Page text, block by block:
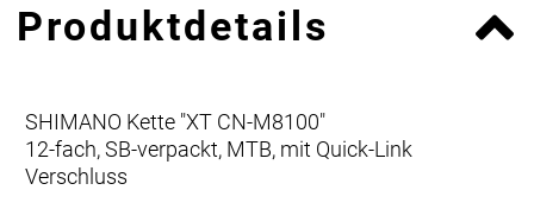
Produktdetails
SHIMANO Kette "XT CN-M8100"
12-fach, SB-verpackt, MTB, mit Quick-Link
Verschluss